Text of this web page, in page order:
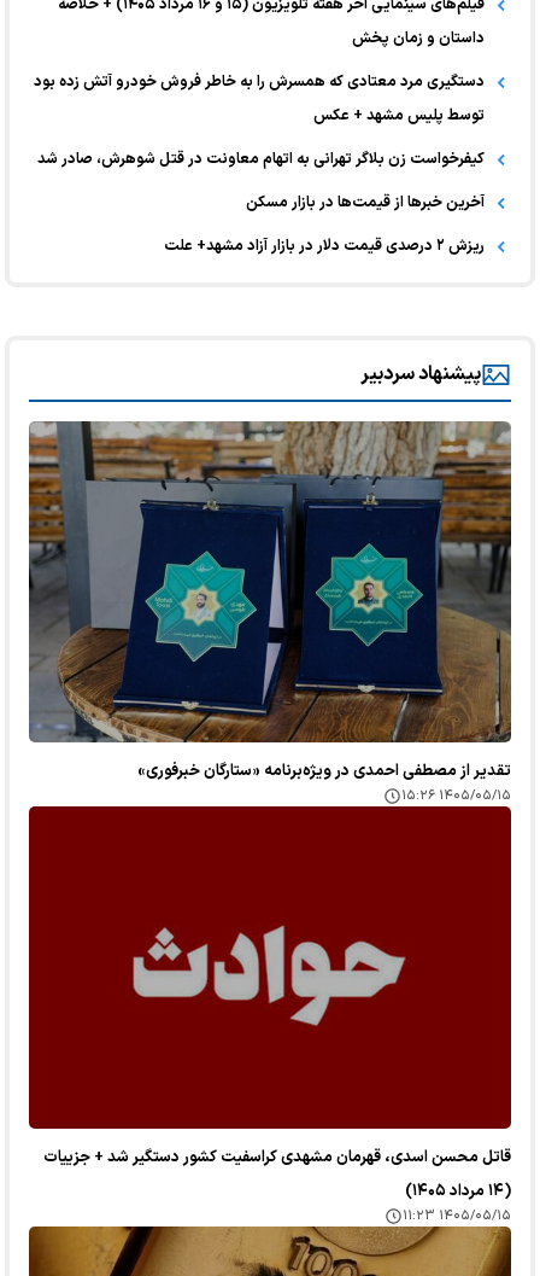
فیلم‌های سینمایی آخر هفته تلویزیون (۱۵ و ۱۶ مرداد ۱۴۰۵) + خلاصه
داستان و زمان پخش
دستگیری مرد معتادی که همسرش را به خاطر فروش خودرو آتش زده بود
توسط پلیس مشهد + عکس
کیفرخواست زن بلاگر تهرانی به اتهام معاونت در قتل شوهرش، صادر شد
آخرین خبر‌ها از قیمت‌ها در بازار مسکن
ریزش ۲ درصدی قیمت دلار در بازار آزاد مشهد+ علت
پیشنهاد سردبیر
تقدیر از مصطفی احمدی در ویژه‌برنامه «ستارگان خبرفوری»
۱۴۰۵/۰۵/۱۵ ۱۵:۲۶
قاتل محسن اسدی، قهرمان مشهدی کراسفیت کشور دستگیر شد + جزییات
(۱۴ مرداد ۱۴۰۵)
۱۴۰۵/۰۵/۱۵ ۱۱:۲۳